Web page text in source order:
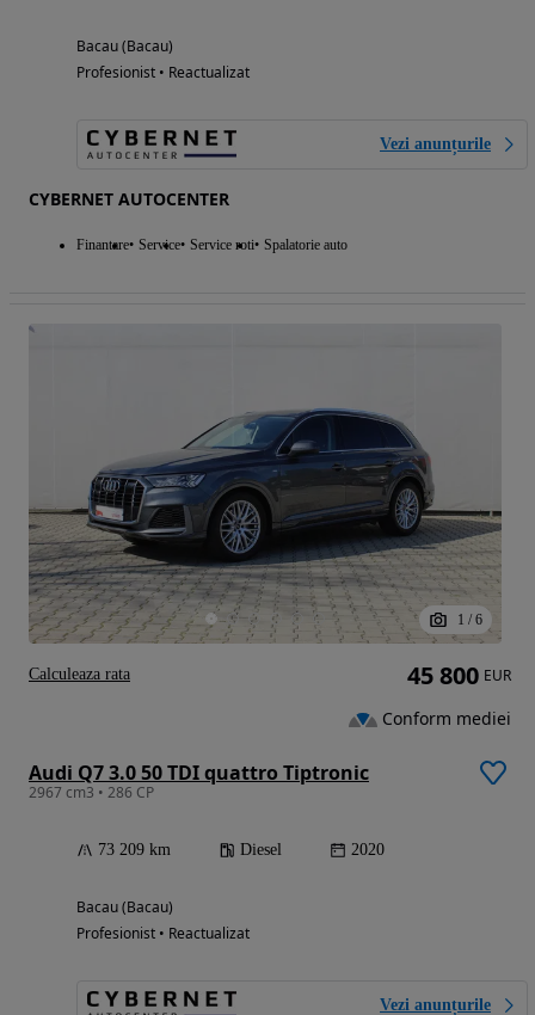
Bacau (Bacau)
Profesionist • Reactualizat
Vezi anunțurile
CYBERNET AUTOCENTER
Finantare Service Service roti Spalatorie auto
1 / 6
Audi Q7 3.0 50 TDI quattro Tiptronic
2967 cm3 • 286 CP
73 209 km Diesel 2020
Bacau (Bacau)
Profesionist • Reactualizat
Vezi anunțurile
45 800 EUR
Conform mediei
Calculeaza rata